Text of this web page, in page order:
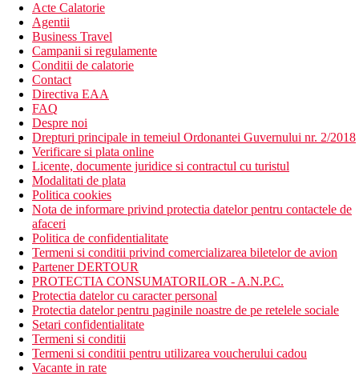
Acte Calatorie
Agentii
Business Travel
Campanii si regulamente
Conditii de calatorie
Contact
Directiva EAA
FAQ
Despre noi
Drepturi principale in temeiul Ordonantei Guvernului nr. 2/2018
Verificare si plata online
Licente, documente juridice si contractul cu turistul
Modalitati de plata
Politica cookies
Nota de informare privind protectia datelor pentru contactele de
afaceri
Politica de confidentialitate
Termeni si conditii privind comercializarea biletelor de avion
Partener DERTOUR
PROTECTIA CONSUMATORILOR - A.N.P.C.
Protectia datelor cu caracter personal
Protectia datelor pentru paginile noastre de pe retelele sociale
Setari confidentialitate
Termeni si conditii
Termeni si conditii pentru utilizarea voucherului cadou
Vacante in rate